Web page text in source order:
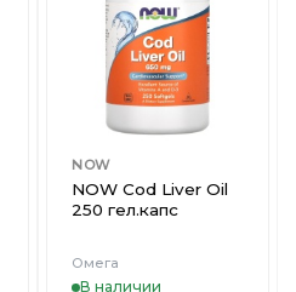
Добавить
в
Вишлист
NOW
NOW Cod Liver Oil
250 гел.капс
Омега
В наличии